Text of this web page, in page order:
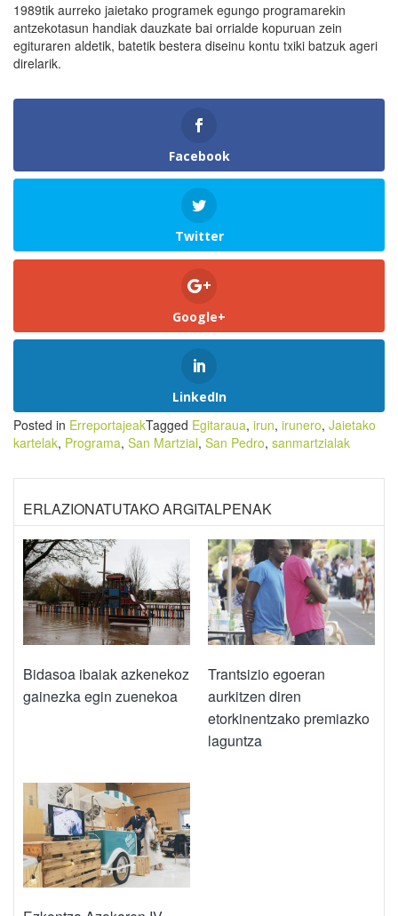
1989tik aurreko jaietako programek egungo programarekin
antzekotasun handiak dauzkate bai orrialde kopuruan zein
egituraren aldetik, batetik bestera diseinu kontu txiki batzuk ageri
direlarik.
Facebook
Twitter
Google+
LinkedIn
Posted in ErreportajeakTagged Egitaraua, irun, irunero, Jaietako
kartelak, Programa, San Martzial, San Pedro, sanmartzialak
ERLAZIONATUTAKO ARGITALPENAK
Bidasoa ibaiak azkenekoz
gainezka egin zuenekoa
Trantsizio egoeran
aurkitzen diren
etorkinentzako premiazko
laguntza